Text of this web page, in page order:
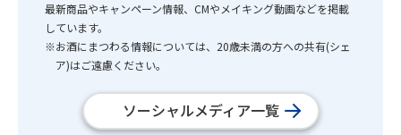
最新商品やキャンペーン情報、CMやメイキング動画などを掲載
しています。
※お酒にまつわる情報については、20歳未満の方への共有(シェ
ア)はご遠慮ください。
ソーシャルメディア一覧